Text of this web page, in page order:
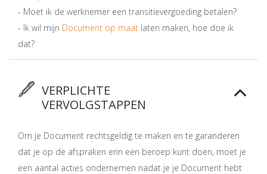
- Moet ik de werknemer een transitievergoeding betalen?
- Ik wil mijn Document op maat laten maken, hoe doe ik
dat?
VERPLICHTE
VERVOLGSTAPPEN
Om je Document rechtsgeldig te maken en te garanderen
dat je op de afspraken erin een beroep kunt doen, moet je
een aantal acties ondernemen nadat je je Document hebt